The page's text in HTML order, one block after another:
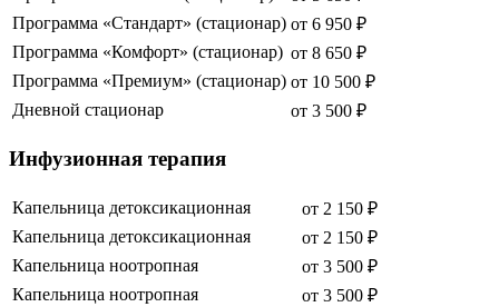
Программа «Стандарт» (стационар) от 6 950 ₽
Программа «Комфорт» (стационар) от 8 650 ₽
Программа «Премиум» (стационар) от 10 500 ₽
Дневной стационар
от 3 500 ₽
Инфузионная терапия
Капельница детоксикационная от 2 150 ₽
Капельница детоксикационная
от 2 150 ₽
Капельница ноотропная
от 3 500 ₽
Капельница ноотропная
от 3 500 ₽